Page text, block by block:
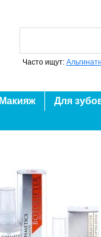
Часто ищут:
Макияж Для